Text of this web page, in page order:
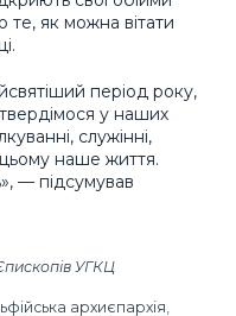
як можна вітати
період року,
у наших
служінні,
наше життя.
— підсумував
УГКЦ
архиєпархія